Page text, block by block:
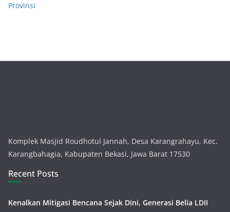
Provinsi
Komplek Masjid Roudhotul Jannah, Desa Karangrahayu, Kec.
Karangbahagia, Kabupaten Bekasi, Jawa Barat 17530
Recent Posts
Kenalkan Mitigasi Bencana Sejak Dini, Generasi Belia LDII